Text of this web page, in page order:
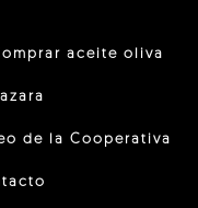
aceite oliva
de la Cooperativa